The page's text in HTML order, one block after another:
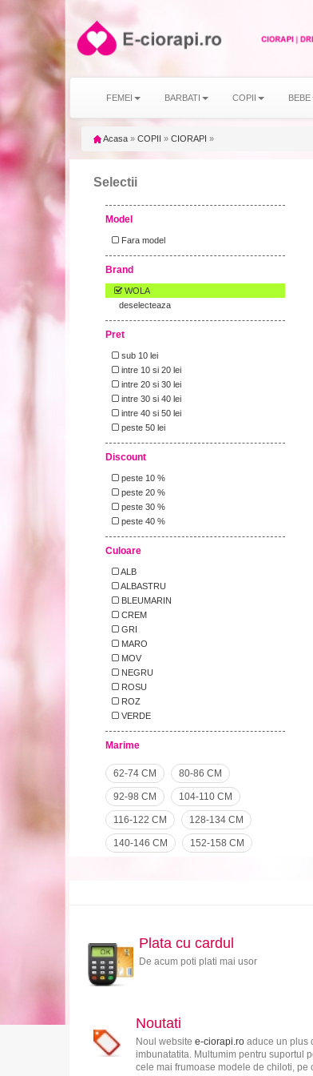
FEMEI BARBATI COPII BEBE
Acasa » COPII » CIORAPI »
Selectii
Model
Fara model
Brand
WOLA
deselecteaza
Pret
sub 10 lei
intre 10 si 20 lei
intre 20 si 30 lei
intre 30 si 40 lei
intre 40 si 50 lei
peste 50 lei
Discount
peste 10 %
peste 20 %
peste 30 %
peste 40 %
Culoare
ALB
ALBASTRU
BLEUMARIN
CREM
GRI
MARO
MOV
NEGRU
ROSU
ROZ
VERDE
Marime
62-74 CM 80-86 CM
92-98 CM 104-110 CM
116-122 CM 128-134 CM
140-146 CM 152-158 CM
Plata cu cardul
De acum poti plati mai usor
Noutati
Noul website e-ciorapi.roaduce un plus
imbunatatita. Multumim pentru suportul
cele mai frumoase modele de chiloti, pe